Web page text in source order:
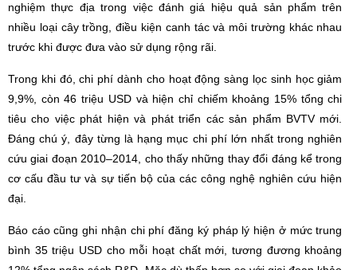
nghiệm thực địa trong việc đánh giá hiệu quả sản phẩm trên
nhiều loại cây trồng, điều kiện canh tác và môi trường khác nhau
trước khi được đưa vào sử dụng rộng rãi.
Trong khi đó, chi phí dành cho hoạt động sàng lọc sinh học giảm
9,9%, còn 46 triệu USD và hiện chỉ chiếm khoảng 15% tổng chi
tiêu cho việc phát hiện và phát triển các sản phẩm BVTV mới.
Đáng chú ý, đây từng là hạng mục chi phí lớn nhất trong nghiên
cứu giai đoạn 2010–2014, cho thấy những thay đổi đáng kể trong
cơ cấu đầu tư và sự tiến bộ của các công nghệ nghiên cứu hiện
đại.
Báo cáo cũng ghi nhận chi phí đăng ký pháp lý hiện ở mức trung
bình 35 triệu USD cho mỗi hoạt chất mới, tương đương khoảng